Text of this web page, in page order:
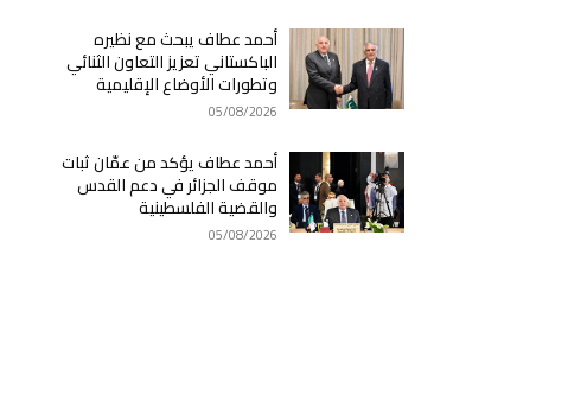
أحمد عطاف يبحث مع نظيره
الباكستاني تعزيز التعاون الثنائي
وتطورات الأوضاع الإقليمية
05/08/2026
أحمد عطاف يؤكد من عمّان ثبات
موقف الجزائر في دعم القدس
والقضية الفلسطينية
05/08/2026